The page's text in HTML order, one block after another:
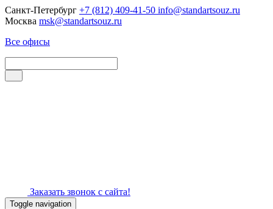
Санкт-Петербург +7 (812) 409-41-50 info@standartsouz.ru
Москва msk@standartsouz.ru
Все офисы
Заказать звонок с сайта!
Toggle navigation